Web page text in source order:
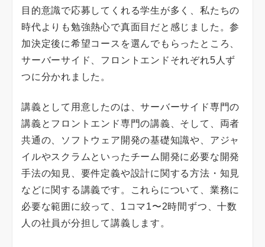
目的意識で応募してくれる学生が多く、私たちの
時代よりも勉強熱心で真面目だと感じました。参
加決定後に希望コースを選んでもらったところ、
サーバーサイド、フロントエンドそれぞれ5人ず
つに分かれました。
講義として用意したのは、サーバーサイド専門の
講義とフロントエンド専門の講義、そして、両者
共通の、ソフトウェア開発の基礎知識や、アジャ
イルやスクラムといったチーム開発に必要な開発
手法の知見、要件定義や設計に関する方法・知見
などに関する講義です。これらについて、業務に
必要な範囲に絞って、1コマ1〜2時間ずつ、十数
人の社員が分担して講義します。